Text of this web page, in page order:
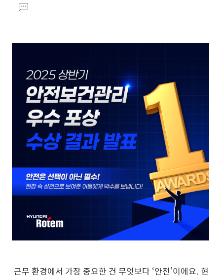
문댓
글
근무 환경에서 가장 중요한 건 무엇보다 ‘안전’이에요. 현